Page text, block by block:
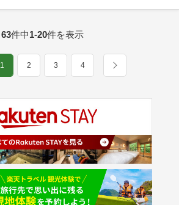
63件中1-20件を表示
1 2 3 4